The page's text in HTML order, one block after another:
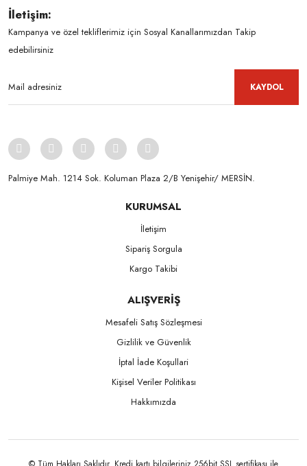
İletişim:
Kampanya ve özel tekliflerimiz için Sosyal Kanallarımızdan Takip
edebilirsiniz
KAYDOL
Palmiye Mah. 1214 Sok. Koluman Plaza 2/B Yenişehir/ MERSİN.ㅤㅤㅤㅤㅤㅤㅤㅤㅤㅤㅤㅤㅤㅤㅤㅤㅤㅤㅤㅤㅤㅤㅤㅤㅤㅤㅤㅤㅤㅤㅤㅤㅤㅤㅤ ㅤㅤㅤㅤㅤㅤㅤㅤㅤㅤ
KURUMSAL
İletişim
Sipariş Sorgula
Kargo Takibi
ALIŞVERİŞ
Mesafeli Satış Sözleşmesi
Gizlilik ve Güvenlik
İptal İade Koşullari
Kişisel Veriler Politikası
Hakkımızda